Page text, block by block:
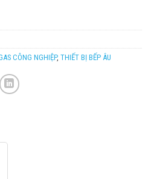
CÔNG NGHIỆP, THIẾT BỊ BẾP ÂU